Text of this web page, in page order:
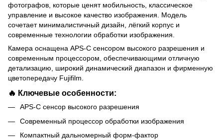
фотографов, которые ценят мобильность, классическое
управление и высокое качество изображения. Модель
сочетает минималистичный дизайн, лёгкий корпус и
современные технологии обработки изображения.
Камера оснащена APS-C сенсором высокого разрешения и
современным процессором, обеспечивающими отличную
детализацию, широкий динамический диапазон и фирменную
цветопередачу Fujifilm.
🔥 Ключевые особенности:
APS-C сенсор высокого разрешения
Современный процессор обработки изображения
Компактный дальномерный форм-фактор